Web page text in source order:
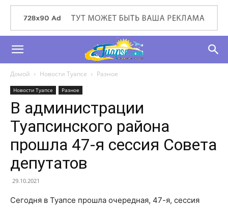
Домой Новости Туапсе Разное
Новости Туапсе Разное
В администрации
Туапсинского района
прошла 47-я сессия Совета
депутатов
29.10.2021
Сегодня в Туапсе прошла очередная, 47-я, сессия